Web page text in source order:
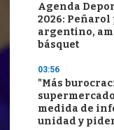
Agenda
2026: Peñarol
argentino,
básquet
03:56
"Más
medida de
unidad y